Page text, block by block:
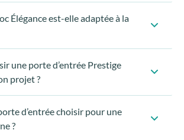
:
Élégance est-elle adaptée à la
construction neuve
de rénovation
une porte d’entrée Prestige
projet ?
d’entrée choisir pour une
?